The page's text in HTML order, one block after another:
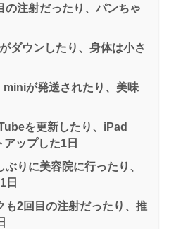
の注射だったり、パンちゃ
ダウンしたり、身体は小さ
が発送されたり、美味
を更新したり、iPad
ップした1日
りに美容院に行ったり、
日
も2回目の注射だったり、推